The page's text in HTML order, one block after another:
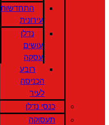
התחדשות
עירונית
נדלן
עושים
עסקה
רובע
הכניסה
לעיר
כנסי נדלן
תעסוקה